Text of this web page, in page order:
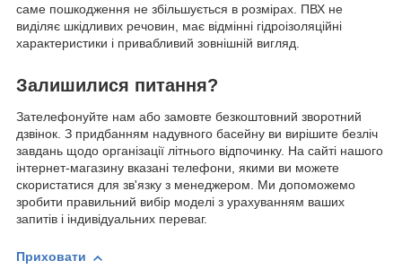
саме пошкодження не збільшується в розмірах. ПВХ не
виділяє шкідливих речовин, має відмінні гідроізоляційні
характеристики і привабливий зовнішній вигляд.
Залишилися питання?
Зателефонуйте нам або замовте безкоштовний зворотний
дзвінок. З придбанням надувного басейну ви вирішите безліч
завдань щодо організації літнього відпочинку. На сайті нашого
інтернет-магазину вказані телефони, якими ви можете
скористатися для зв'язку з менеджером. Ми допоможемо
зробити правильний вибір моделі з урахуванням ваших
запитів і індивідуальних переваг.
Приховати